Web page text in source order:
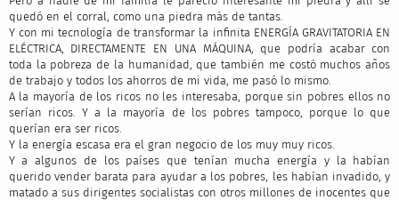
quedó en el corral, como una piedra más de tantas.
Y con mi tecnología de transformar la infinita ENERGÍA GRAVITATORIA EN
ELÉCTRICA, DIRECTAMENTE EN UNA MÁQUINA, que podría acabar con
toda la pobreza de la humanidad, que también me costó muchos años
de trabajo y todos los ahorros de mi vida, me pasó lo mismo.
A la mayoría de los ricos no les interesaba, porque sin pobres ellos no
serían ricos. Y a la mayoría de los pobres tampoco, porque lo que
querían era ser ricos.
Y la energía escasa era el gran negocio de los muy muy ricos.
Y a algunos de los países que tenían mucha energía y la habían
querido vender barata para ayudar a los pobres, les habían invadido, y
matado a sus dirigentes socialistas con otros millones de inocentes que